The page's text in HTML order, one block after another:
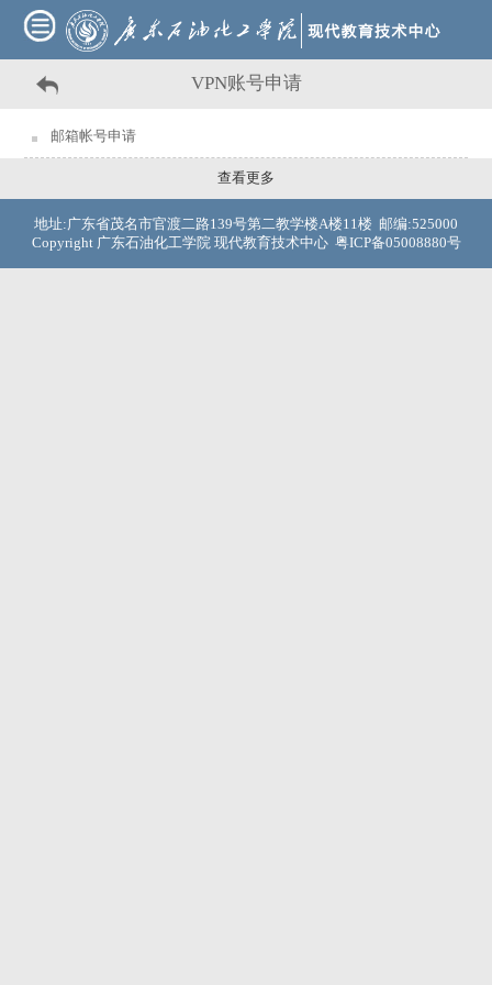
VPN账号申请
邮箱帐号申请
查看更多
地址:广东省茂名市官渡二路139号第二教学楼A楼11楼 邮编:525000
Copyright 广东石油化工学院 现代教育技术中心 粤ICP备05008880号